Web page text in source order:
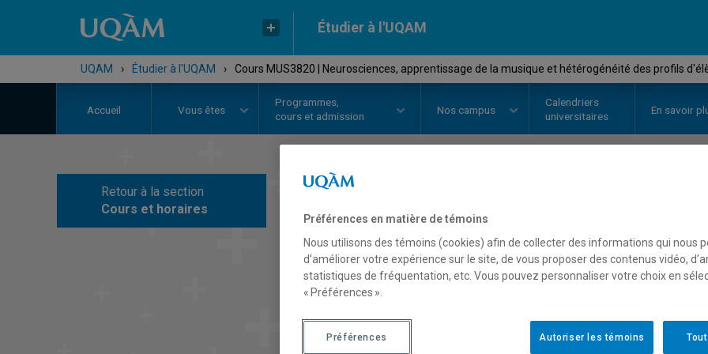
Étudier à l'UQAM
UQAM › Étudier à l'UQAM › Cours MUS3820 | Neurosciences, apprentissage de la musique et hétérogénéité des profils
Accueil Vous êtes
Programmes,
cours et admission
Nos campus
Calendriers
universitaires
En savoir
Retour à la section
Cours et horaires
COURS MUS3820
musique et
Préférences en matière de témoins
Nous utilisons des témoins (cookies) afin de collecter des informations qui nous
d’améliorer votre expérience sur le site, de vous proposer des contenus vidéo,
statistiques de fréquentation, etc. Vous pouvez personnaliser votre choix en
« Préférences ».
Autoriser les témoins
Préférences